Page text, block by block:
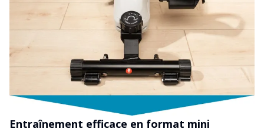
Entraînement efficace en format mini